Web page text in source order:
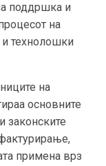
поддршка и
на
технолошки
на
основните
законските
примена врз